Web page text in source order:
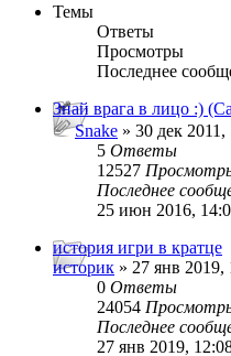
Темы
Ответы
Просмотры
Последнее
Знай врага в лицо :)
Snake » 30 дек
5 Ответы
12527
Последнее
25 июн 2016,
история игри в кратце
историк » 27 янв 2019,
0 Ответы
24054
Последнее
27 янв 2019,